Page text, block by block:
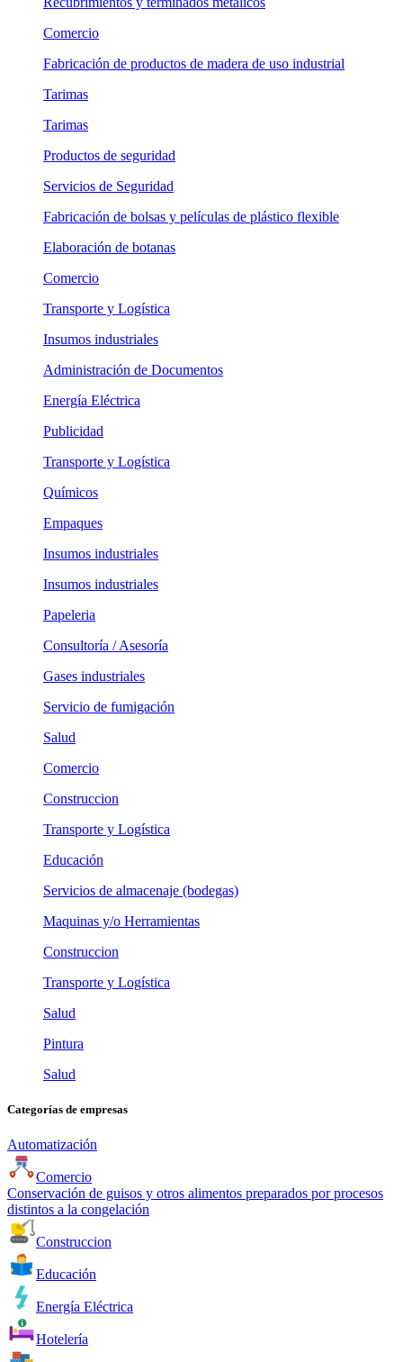
Comercio
Fabricación de productos de madera de uso industrial
Tarimas
Tarimas
Productos de seguridad
Servicios de Seguridad
Fabricación de bolsas y películas de plástico flexible
Elaboración de botanas
Comercio
Transporte y Logística
Insumos industriales
Administración de Documentos
Energía Eléctrica
Publicidad
Transporte y Logística
Químicos
Empaques
Insumos industriales
Insumos industriales
Papeleria
Consultoría / Asesoría
Gases industriales
Servicio de fumigación
Salud
Comercio
Construccion
Transporte y Logística
Educación
Servicios de almacenaje (bodegas)
Maquinas y/o Herramientas
Construccion
Transporte y Logística
Salud
Pintura
Salud
Categorías de empresas
Automatización
Comercio
Conservación de guisos y otros alimentos preparados por procesos
distintos a la congelación
Construccion
Educación
Energía Eléctrica
Hotelería